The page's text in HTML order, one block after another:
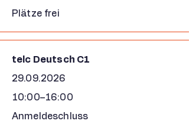
Plätze frei
telc Deutsch C1
29.09.2026
10:00–16:00
Anmeldeschluss